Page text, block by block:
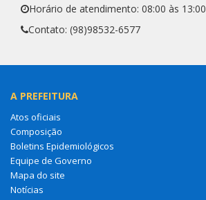
Horário de atendimento: 08:00 às 13:00
Contato: (98)98532-6577
A PREFEITURA
Atos oficiais
Composição
Boletins Epidemiológicos
Equipe de Governo
Mapa do site
Notícias